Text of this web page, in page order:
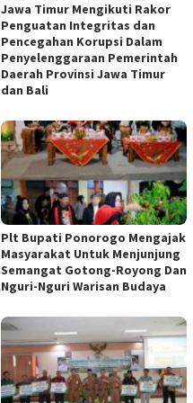
Jawa Timur Mengikuti Rakor
Penguatan Integritas dan
Pencegahan Korupsi Dalam
Penyelenggaraan Pemerintah
Daerah Provinsi Jawa Timur
dan Bali
Plt Bupati Ponorogo Mengajak
Masyarakat Untuk Menjunjung
Semangat Gotong-Royong Dan
Nguri-Nguri Warisan Budaya